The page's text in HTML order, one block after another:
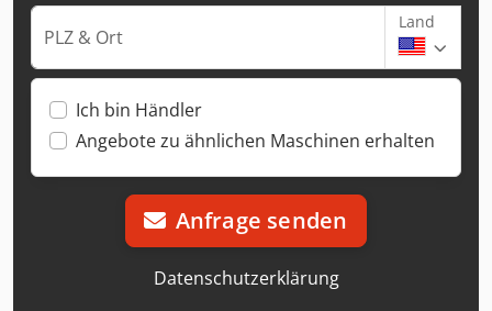
PLZ & Ort
Land
Ich bin Händler
Angebote zu ähnlichen Maschinen erhalten
Anfrage senden
Datenschutzerklärung